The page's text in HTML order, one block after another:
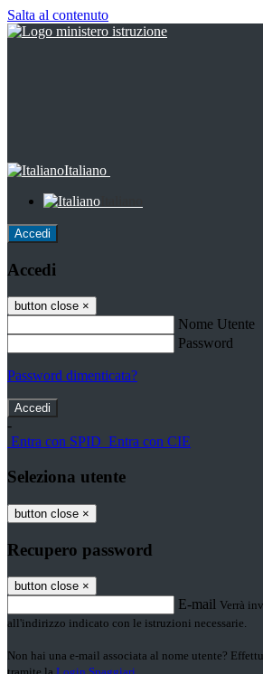
Salta al contenuto
Italiano
Accedi
Accedi
button close ×
Nome Utente
Password
Password dimenticata?
-
Entra con SPID Entra con CIE
Seleziona utente
button close ×
Recupero password
button close ×
E-mail Verrà
all'indirizzo indicato con le istruzioni necessarie.
Non hai una e-mail associata al nome utente?